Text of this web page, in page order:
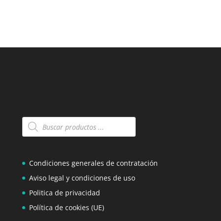
Búsqueda
de
Condiciones generales de contratación
Aviso legal y condiciones de uso
Politica de privacidad
Política de cookies (UE)